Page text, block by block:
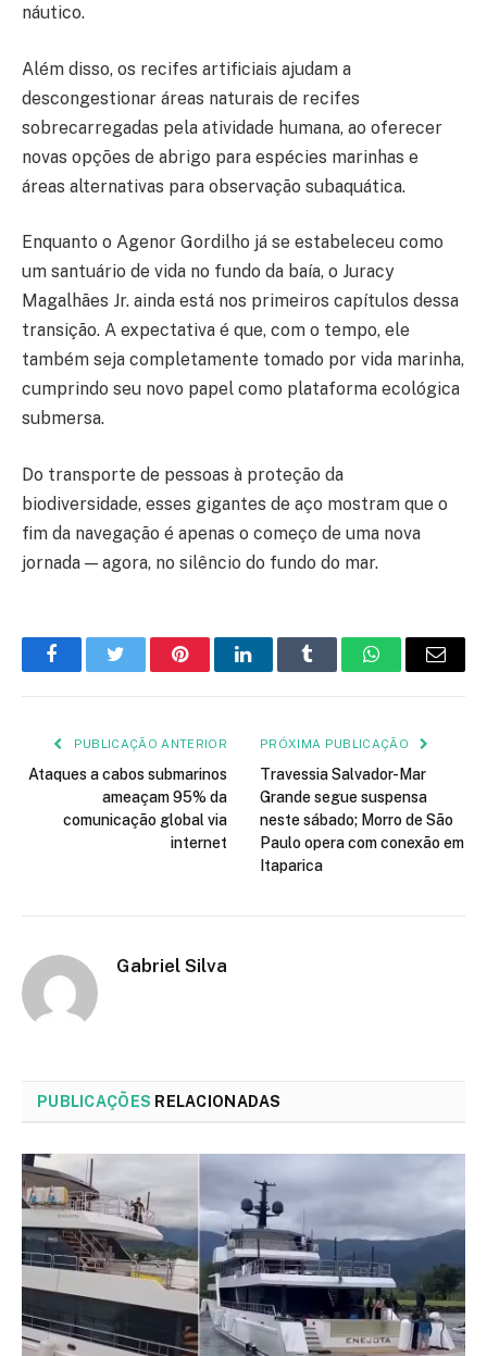
náutico.
Além disso, os recifes artificiais ajudam a
descongestionar áreas naturais de recifes
sobrecarregadas pela atividade humana, ao oferecer
novas opções de abrigo para espécies marinhas e
áreas alternativas para observação subaquática.
Enquanto o Agenor Gordilho já se estabeleceu como
um santuário de vida no fundo da baía, o Juracy
Magalhães Jr. ainda está nos primeiros capítulos dessa
transição. A expectativa é que, com o tempo, ele
também seja completamente tomado por vida marinha,
cumprindo seu novo papel como plataforma ecológica
submersa.
Do transporte de pessoas à proteção da
biodiversidade, esses gigantes de aço mostram que o
fim da navegação é apenas o começo de uma nova
jornada — agora, no silêncio do fundo do mar.
FacebookTwitter PinterestLinkedInTumblr WhatsApp
E-
PUBLICAÇÃO ANTERIOR
Ataques a cabos submarinos
ameaçam 95% da
comunicação global via
internet
PRÓXIMA PUBLICAÇÃO
Travessia Salvador-Mar
Grande segue suspensa
neste sábado; Morro de São
Paulo opera com conexão em
Itaparica
Gabriel Silva
PUBLICAÇÕES RELACIONADAS